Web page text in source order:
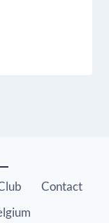
Contact